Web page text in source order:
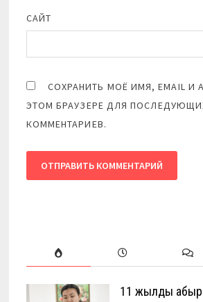
САЙТ
СОХРАНИТЬ МОЁ ИМЯ, EMAIL И
ЭТОМ БРАУЗЕРЕ ДЛЯ
КОММЕНТАРИЕВ.
11 жылды